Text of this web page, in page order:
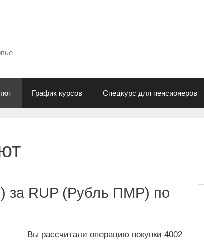
График курсов Спецкурс для пенсионеров
за RUP (Рубль ПМР) по
Вы рассчитали операцию покупки 4002